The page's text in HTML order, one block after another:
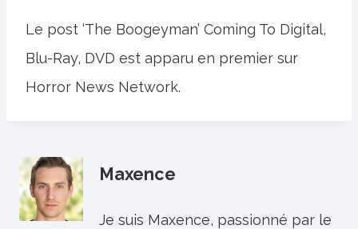
Le post ‘The Boogeyman’ Coming To Digital,
Blu-Ray, DVD est apparu en premier sur
Horror News Network.
Maxence
Je suis Maxence, passionné par le